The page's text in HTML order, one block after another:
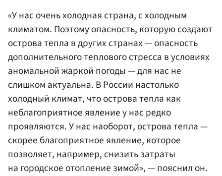
«У нас очень холодная страна, с холодным
климатом. Поэтому опасность, которую создают
острова тепла в других странах — опасность
дополнительного теплового стресса в условиях
аномальной жаркой погоды — для нас не
слишком актуальна. В России настолько
холодный климат, что острова тепла как
неблагоприятное явление у нас редко
проявляются. У нас наоборот, острова тепла —
скорее благоприятное явление, которое
позволяет, например, снизить затраты
на городское отопление зимой», — пояснил он.